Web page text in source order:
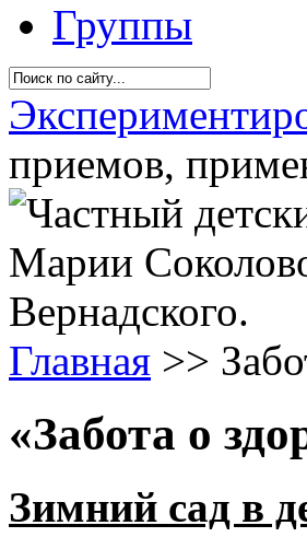
Группы
приемов,
Главная >>
«Забота о
Зимний сад в